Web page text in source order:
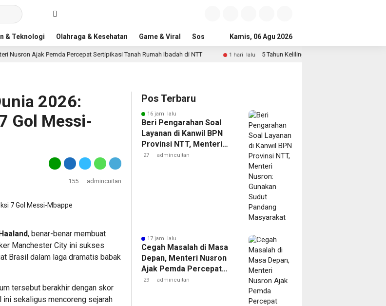
& Teknologi Olahraga & Kesehatan Game & Viral Sosial & Budaya Pemerintahan & Politik
Kamis, 06 Agu 2026
Percepat Sertipikasi Tanah Rumah Ibadah di NTT 1 hari lalu 5 Tahun Keliling Jual Mainan, Pemuda Disabilitas di Sungai
2026:
Gol Messi-
155 admincuitan
, benar-benar membuat
Manchester City ini sukses
Brasil dalam laga dramatis babak
tersebut berakhir dengan skor
ini sekaligus mencoreng sejarah
Pos Terbaru
16 jam lalu
Beri Pengarahan Soal
Layanan di Kanwil BPN
Provinsi NTT, Menteri
Nusron: Gunakan Sudut
27 admincuitan
17 jam lalu
Cegah Masalah di Masa
Depan, Menteri Nusron
Ajak Pemda Percepat
Sertipikasi Tanah Rumah
29 admincuitan